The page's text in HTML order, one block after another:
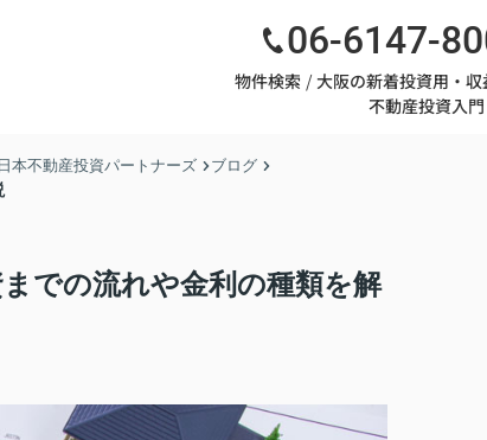
06-6147-
物件検索
大阪の新着投資用・
不動産投資入門
本不動産投資パートナーズ ブログ
での流れや金利の種類を解